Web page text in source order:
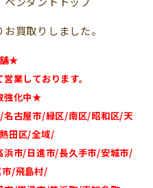
買取りしました。
★
業しております。
強化中★
古屋市/緑区/南区/昭和区/天
田区/全域/
市/日進市/長久手市/安城市/
/飛島村/